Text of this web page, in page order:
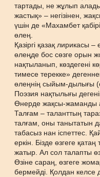
тартады, не жұлып
жастық» – негізінен,
үшін де «Махамбет
өлең.
Қазіргі қазақ лирикасы –
өлеңде бос сөзге орын
нақтыланып, көздегені
тимесе терекке»
өлеңнің сыйым-дылығы
Поэзия нақтылығы
Өнерде жақсы-жаманды
Талғам – таланттың
талғам, оны танытатын
табасыз нан іспеттес.
еркін. Бізде өзгеге
жатыр. Ал сол талапты
Өзіне сараң, өзгеге
бермейді. Қолдан келсе